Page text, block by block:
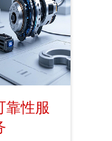
靠性服